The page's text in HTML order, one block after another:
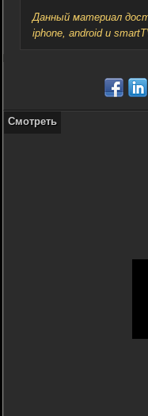
Данный материал
iphone, android и
Смотреть